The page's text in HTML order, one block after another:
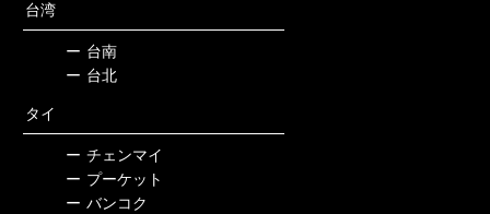
台湾
ー 台南
ー 台北
タイ
ー チェンマイ
ー プーケット
ー バンコク